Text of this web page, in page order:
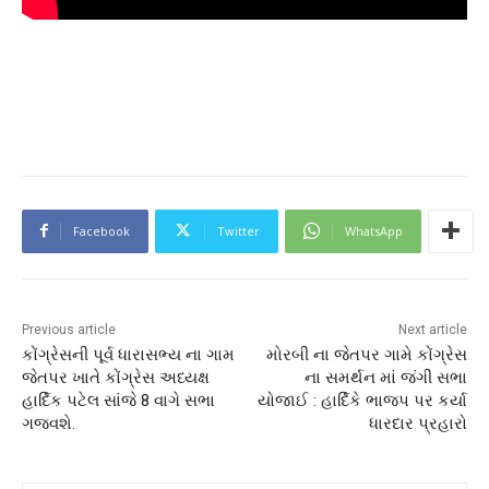
Facebook Twitter WhatsApp
Previous article
કોંગ્રેસની પૂર્વ ધારાસભ્ય ના ગામ
જેતપર ખાતે કોંગ્રેસ અધ્યક્ષ
હાર્દિક પટેલ સાંજે 8 વાગે સભા
ગજવશે.
Next article
મોરબી ના જેતપર ગામે કોંગ્રેસ
ના સમર્થન માં જંગી સભા
યોજાઈ : હાર્દિકે ભાજપ પર કર્યા
ધારદાર પ્રહારો